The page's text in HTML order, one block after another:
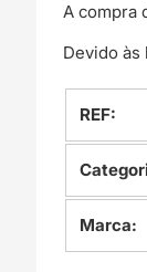
A compra
Devido
REF:
Marca: